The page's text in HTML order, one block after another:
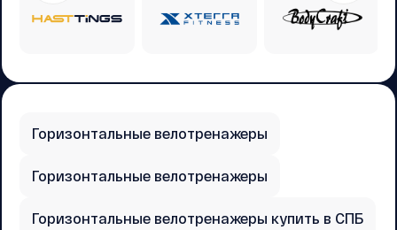
Горизонтальные велотренажеры
Горизонтальные велотренажеры
Горизонтальные велотренажеры купить в СПБ